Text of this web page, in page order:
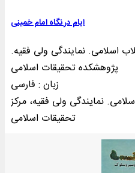
ایام در نگاه امام خمینی
اسلامی. نمایندگی ولی فقیه.
پژوهشکده تحقیقات اسلامی
زبان : فارسی
نمايندگی ولی فقيه، مرکز
تحقيقات اسلامی